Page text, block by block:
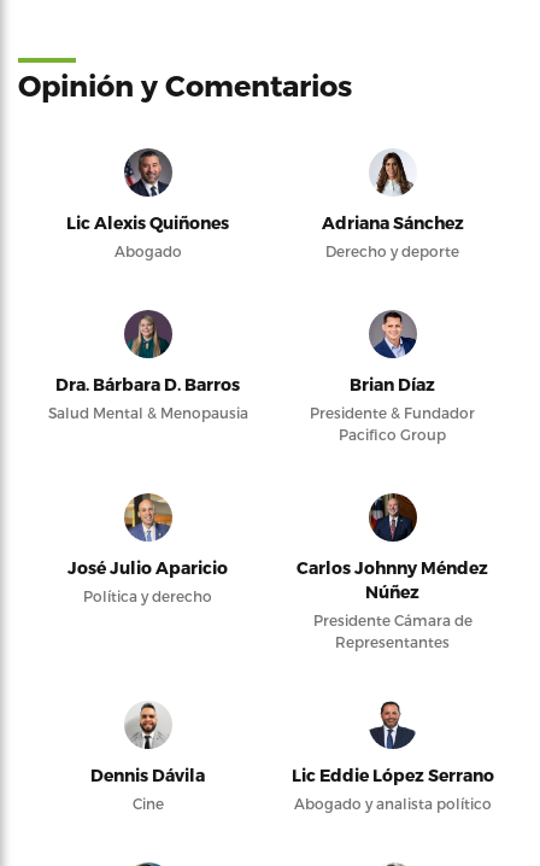
Opinión y Comentarios
Lic Alexis Quiñones
Abogado
Adriana Sánchez
Derecho y deporte
Dra. Bárbara D. Barros
Salud Mental & Menopausia
Brian Díaz
Presidente & Fundador
Pacifico Group
José Julio Aparicio
Política y derecho
Carlos Johnny Méndez
Núñez
Presidente Cámara de
Representantes
Dennis Dávila
Cine
Lic Eddie López Serrano
Abogado y analista político